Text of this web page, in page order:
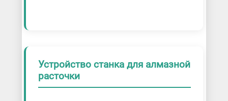
Устройство станка для алмазной
расточки